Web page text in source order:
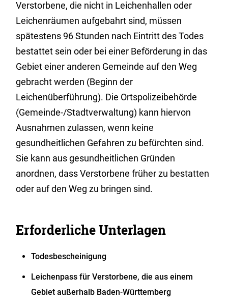
Verstorbene, die nicht in Leichenhallen oder
Leichenräumen aufgebahrt sind, müssen
spätestens 96 Stunden nach Eintritt des Todes
bestattet sein oder bei einer Beförderung in das
Gebiet einer anderen Gemeinde auf den Weg
gebracht werden (Beginn der
Leichenüberführung). Die Ortspolizeibehörde
(Gemeinde-/Stadtverwaltung) kann hiervon
Ausnahmen zulassen, wenn keine
gesundheitlichen Gefahren zu befürchten sind.
Sie kann aus gesundheitlichen Gründen
anordnen, dass Verstorbene früher zu bestatten
oder auf den Weg zu bringen sind.
Erforderliche Unterlagen
Todesbescheinigung
Leichenpass für Verstorbene, die aus einem
Gebiet außerhalb Baden-Württemberg